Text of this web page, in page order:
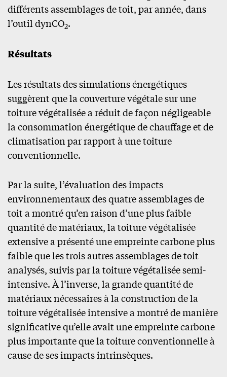
différents assemblages de toit, par année, dans
l’outil dynCO2.
Résultats
Les résultats des simulations énergétiques
suggèrent que la couverture végétale sur une
toiture végétalisée a réduit de façon négligeable
la consommation énergétique de chauffage et de
climatisation par rapport à une toiture
conventionnelle.
Par la suite, l’évaluation des impacts
environnementaux des quatre assemblages de
toit a montré qu’en raison d’une plus faible
quantité de matériaux, la toiture végétalisée
extensive a présenté une empreinte carbone plus
faible que les trois autres assemblages de toit
analysés, suivis par la toiture végétalisée semi-
intensive. À l’inverse, la grande quantité de
matériaux nécessaires à la construction de la
toiture végétalisée intensive a montré de manière
significative qu’elle avait une empreinte carbone
plus importante que la toiture conventionnelle à
cause de ses impacts intrinsèques.